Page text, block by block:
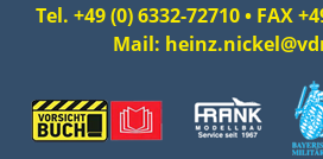
Tel. +49 (0) 6332-72710 • FAX
Mail: